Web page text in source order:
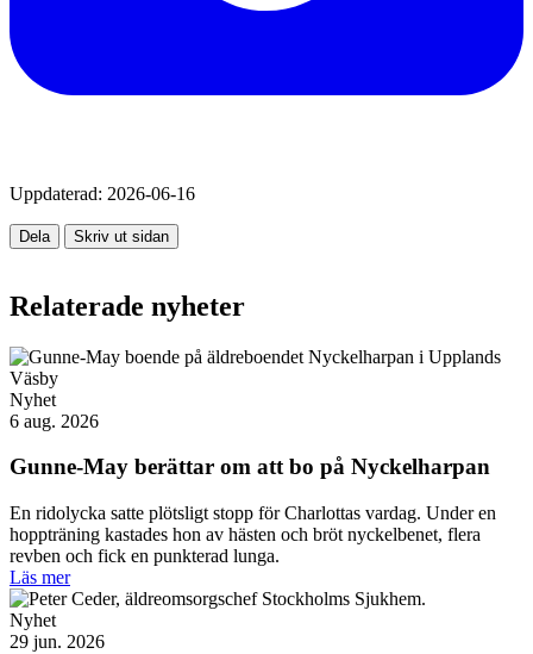
Uppdaterad: 2026-06-16
Dela Skriv ut sidan
Relaterade nyheter
Nyhet
6 aug. 2026
Gunne-May berättar om att bo på Nyckelharpan
En ridolycka satte plötsligt stopp för Charlottas vardag. Under en
hoppträning kastades hon av hästen och bröt nyckelbenet, flera
revben och fick en punkterad lunga.
Läs mer
Nyhet
29 jun. 2026